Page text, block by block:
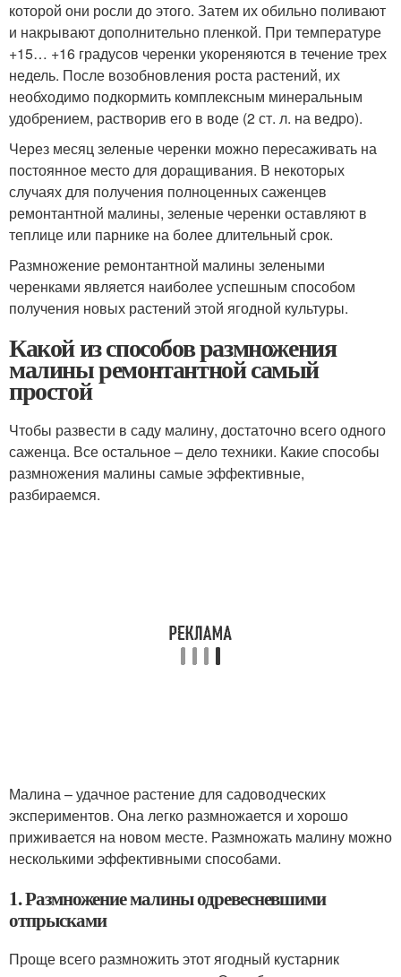
которой они росли до этого. Затем их обильно поливают
и накрывают дополнительно пленкой. При температуре
+15… +16 градусов черенки укореняются в течение трех
недель. После возобновления роста растений, их
необходимо подкормить комплексным минеральным
удобрением, растворив его в воде (2 ст. л. на ведро).
Через месяц зеленые черенки можно пересаживать на
постоянное место для доращивания. В некоторых
случаях для получения полноценных саженцев
ремонтантной малины, зеленые черенки оставляют в
теплице или парнике на более длительный срок.
Размножение ремонтантной малины зелеными
черенками является наиболее успешным способом
получения новых растений этой ягодной культуры.
Какой из способов размножения
малины ремонтантной самый
простой
Чтобы развести в саду малину, достаточно всего одного
саженца. Все остальное – дело техники. Какие способы
размножения малины самые эффективные,
разбираемся.
Малина – удачное растение для садоводческих
экспериментов. Она легко размножается и хорошо
приживается на новом месте. Размножать малину можно
несколькими эффективными способами.
1. Размножение малины одревесневшими
отпрысками
Проще всего размножить этот ягодный кустарник